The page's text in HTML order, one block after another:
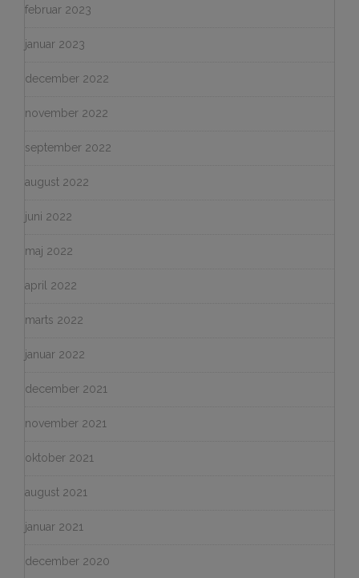
februar 2023
januar 2023
december 2022
november 2022
september 2022
august 2022
juni 2022
maj 2022
april 2022
marts 2022
januar 2022
december 2021
november 2021
oktober 2021
august 2021
januar 2021
december 2020